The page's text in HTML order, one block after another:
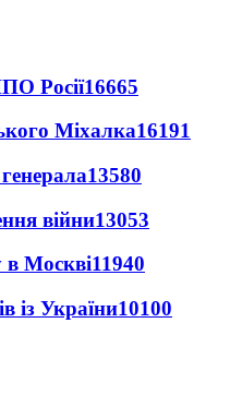
Росії16665
Міхалка16191
13580
війни13053
в Москві11940
із України10100